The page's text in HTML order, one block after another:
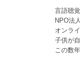
言語聴
NPO法
オンラ
子供が
この数